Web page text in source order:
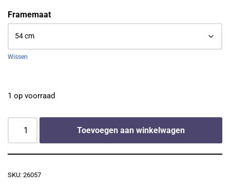
Framemaat
Wissen
1 op voorraad
Toevoegen aan winkelwagen
SKU: 26057